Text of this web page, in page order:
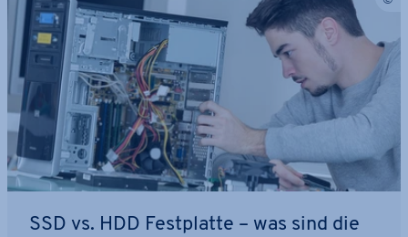
SSD vs. HDD Fest­plat­te – was sind die